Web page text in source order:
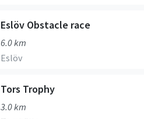
Eslöv Obstacle race
6.0 km
Eslöv
Tors Trophy
3.0 km